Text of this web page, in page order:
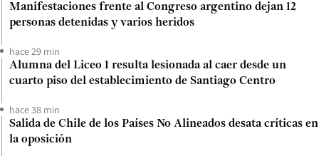
Manifestaciones frente al Congreso argentino dejan 12
personas detenidas y varios heridos
hace 29 min
Alumna del Liceo 1 resulta lesionada al caer desde un
cuarto piso del establecimiento de Santiago Centro
hace 38 min
Salida de Chile de los Países No Alineados desata críticas en
la oposición